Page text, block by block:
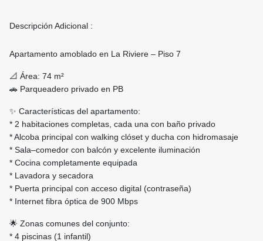
Descripción Adicional :
Apartamento amoblado en La Riviere – Piso 7
📐 Área: 74 m²
🚗 Parqueadero privado en PB
✨ Características del apartamento:
* 2 habitaciones completas, cada una con baño privado
* Alcoba principal con walking clóset y ducha con hidromasaje
* Sala–comedor con balcón y excelente iluminación
* Cocina completamente equipada
* Lavadora y secadora
* Puerta principal con acceso digital (contraseña)
* Internet fibra óptica de 900 Mbps
🌟 Zonas comunes del conjunto:
* 4 piscinas (1 infantil)